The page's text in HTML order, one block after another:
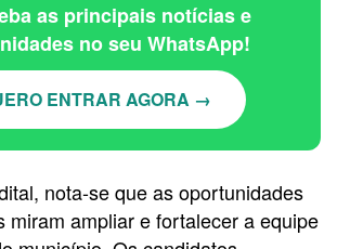
as principais notícias e
no seu WhatsApp!
ENTRAR AGORA →
nota-se que as oportunidades
miram ampliar e fortalecer a equipe